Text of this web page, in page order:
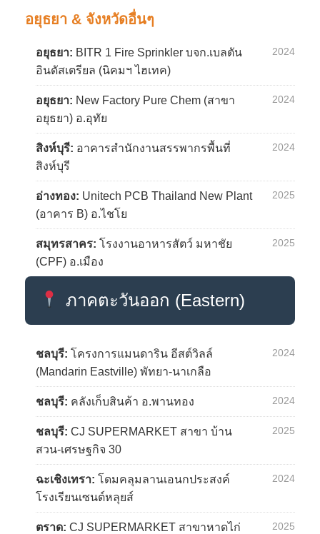
อยุธยา & จังหวัดอื่นๆ
อยุธยา: BITR 1 Fire Sprinkler บจก.เบลตัน
อินดัสเตรียล (นิคมฯ ไฮเทค)
2024
อยุธยา: New Factory Pure Chem (สาขา
อยุธยา) อ.อุทัย
2024
สิงห์บุรี: อาคารสำนักงานสรรพากรพื้นที่
สิงห์บุรี
2024
อ่างทอง: Unitech PCB Thailand New Plant
(อาคาร B) อ.ไชโย
2025
สมุทรสาคร: โรงงานอาหารสัตว์ มหาชัย
(CPF) อ.เมือง
2025
ภาคตะวันออก (Eastern)
ชลบุรี: โครงการแมนดาริน อีสต์วิลล์
(Mandarin Eastville) พัทยา-นาเกลือ
2024
ชลบุรี: คลังเก็บสินค้า อ.พานทอง 2024
ชลบุรี: CJ SUPERMARKET สาขา บ้าน
สวน-เศรษฐกิจ 30
2025
ฉะเชิงเทรา: โดมคลุมลานเอนกประสงค์
โรงเรียนเซนต์หลุยส์
2024
ตราด: CJ SUPERMARKET สาขาหาดไก่
2025